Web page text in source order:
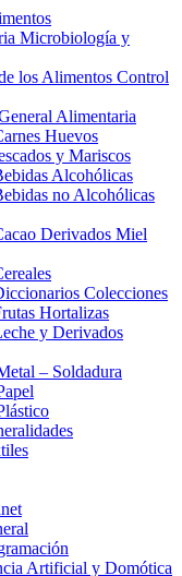
Microbiología y
los Alimentos Control
Alimentaria
Huevos
y Mariscos
Alcohólicas
no Alcohólicas
Derivados Miel
Colecciones
Hortalizas
y Derivados
– Soldadura
Artificial y Domótica